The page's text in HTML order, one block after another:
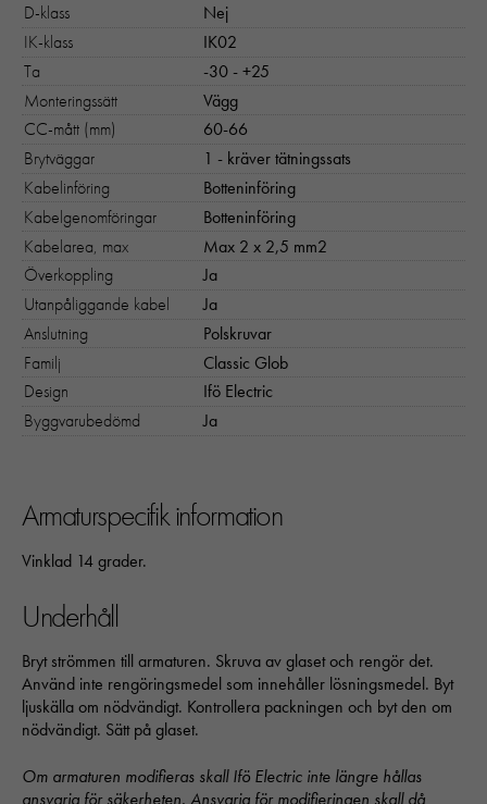
D-klass
Nej
IK-klass
IK02
Ta
-30 - +25
Monteringssätt
Vägg
CC-mått (mm)
60-66
Brytväggar
1 - kräver tätningssats
Kabelinföring
Botteninföring
Kabelgenomföringar
Botteninföring
Kabelarea, max
Max 2 x 2,5 mm2
Överkoppling
Ja
Utanpåliggande kabel
Ja
Anslutning
Polskruvar
Familj
Classic Glob
Design
Ifö Electric
Byggvarubedömd
Ja
Armaturspecifik information
Vinklad 14 grader.
Underhåll
Bryt strömmen till armaturen. Skruva av glaset och rengör det.
Använd inte rengöringsmedel som innehåller lösningsmedel. Byt
ljuskälla om nödvändigt. Kontrollera packningen och byt den om
nödvändigt. Sätt på glaset.
Om armaturen modifieras skall Ifö Electric inte längre hållas
ansvarig för säkerheten. Ansvarig för modifieringen skall då
Nödvändiga
hemsidans
funktionalitet
och
hur hemsidan
används: